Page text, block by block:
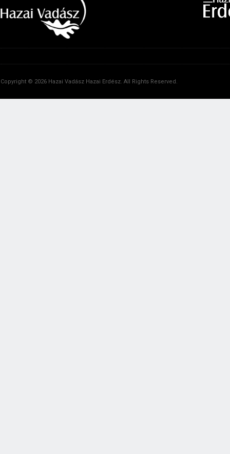
Copyright © 2026 Hazai Vadász Hazai Erdész. All Rights Reserved.